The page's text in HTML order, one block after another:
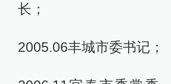
长；
2005.06丰城市委书记；